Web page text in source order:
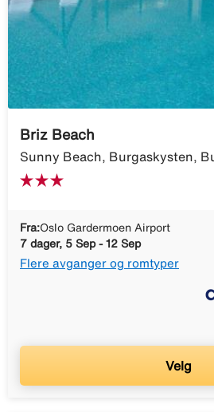
Briz Beach
Sunny Beach, Burgaskysten,
Fra:Oslo Gardermoen Airport
7 dager, 5 Sep - 12 Sep
Flere avganger og romtyper
Velg